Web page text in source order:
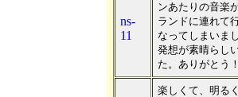
ns-
11
ンあたりの音楽
ランドに連れて
なってしまいま
発想が素晴らし
た。ありがとう
楽しくて、明る